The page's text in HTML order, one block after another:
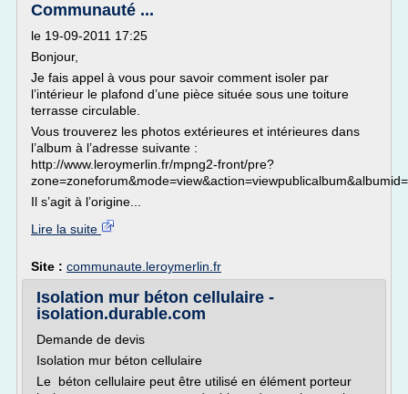
Communauté ...
le 19-09-2011 17:25
Bonjour,
Je fais appel à vous pour savoir comment isoler par
l’intérieur le plafond d’une pièce située sous une toiture
terrasse circulable.
Vous trouverez les photos extérieures et intérieures dans
l’album à l’adresse suivante :
http://www.leroymerlin.fr/mpng2-front/pre?
Il s’agit à l’origine...
Lire la suite
Site : communaute.leroymerlin.fr
Isolation mur béton cellulaire -
isolation.durable.com
Demande de devis
Isolation mur béton cellulaire
Le béton cellulaire peut être utilisé en élément porteur